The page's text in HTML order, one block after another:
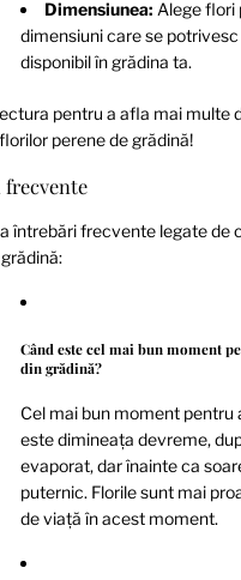
Dimensiunea: Alege flori
dimensiuni care se
disponibil în grădina ta.
pentru a afla mai multe
perene de grădină!
întrebări frecvente legate de
Când este cel mai bun moment
din grădină?
Cel mai bun moment pentru
este dimineața devreme,
evaporat, dar înainte ca
puternic. Florile sunt mai
de viață în acest moment.